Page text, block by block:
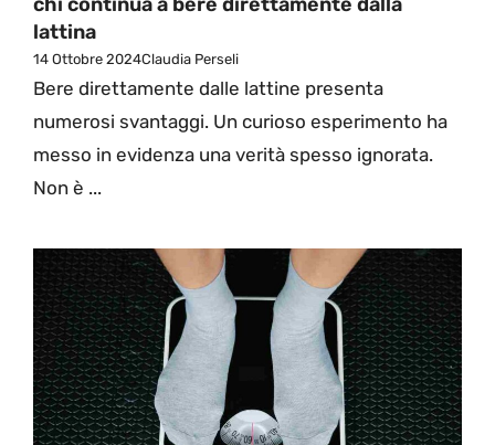
lattina
14 Ottobre 2024Claudia Perseli
Bere direttamente dalle lattine presenta
numerosi svantaggi. Un curioso esperimento ha
messo in evidenza una verità spesso ignorata.
Non è ...